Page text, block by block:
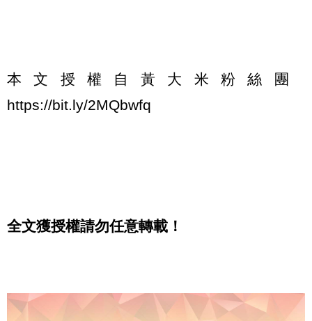
本文授權自黃大米粉絲團
https://bit.ly/2MQbwfq
全文獲授權請勿任意轉載！